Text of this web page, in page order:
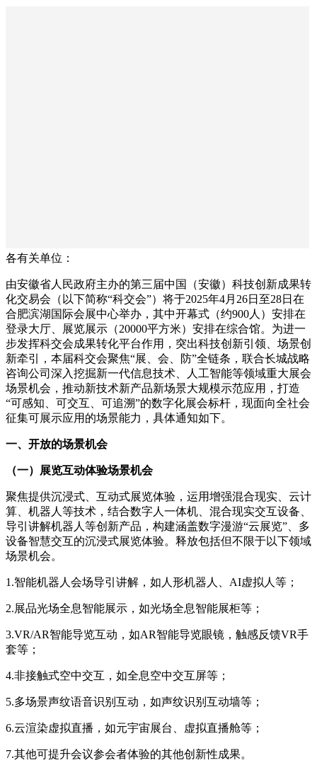
各有关单位：
由安徽省人民政府主办的第三届中国（安徽）科技创新成果转
化交易会（以下简称“科交会”）将于2025年4月26日至28日在
合肥滨湖国际会展中心举办，其中开幕式（约900人）安排在
登录大厅、展览展示（20000平方米）安排在综合馆。为进一
步发挥科交会成果转化平台作用，突出科技创新引领、场景创
新牵引，本届科交会聚焦“展、会、防”全链条，联合长城战略
咨询公司深入挖掘新一代信息技术、人工智能等领域重大展会
场景机会，推动新技术新产品新场景大规模示范应用，打造
“可感知、可交互、可追溯”的数字化展会标杆，现面向全社会
征集可展示应用的场景能力，具体通知如下。
一、开放的场景机会
（一）展览互动体验场景机会
聚焦提供沉浸式、互动式展览体验，运用增强混合现实、云计
算、机器人等技术，结合数字人一体机、混合现实交互设备、
导引讲解机器人等创新产品，构建涵盖数字漫游“云展览”、多
设备智慧交互的沉浸式展览体验。释放包括但不限于以下领域
场景机会。
1.智能机器人会场导引讲解，如人形机器人、AI虚拟人等；
2.展品光场全息智能展示，如光场全息智能展柜等；
3.VR/AR智能导览互动，如AR智能导览眼镜，触感反馈VR手
套等；
4.非接触式空中交互，如全息空中交互屏等；
5.多场景声纹语音识别互动，如声纹识别互动墙等；
6.云渲染虚拟直播，如元宇宙展台、虚拟直播舱等；
7.其他可提升会议参会者体验的其他创新性成果。